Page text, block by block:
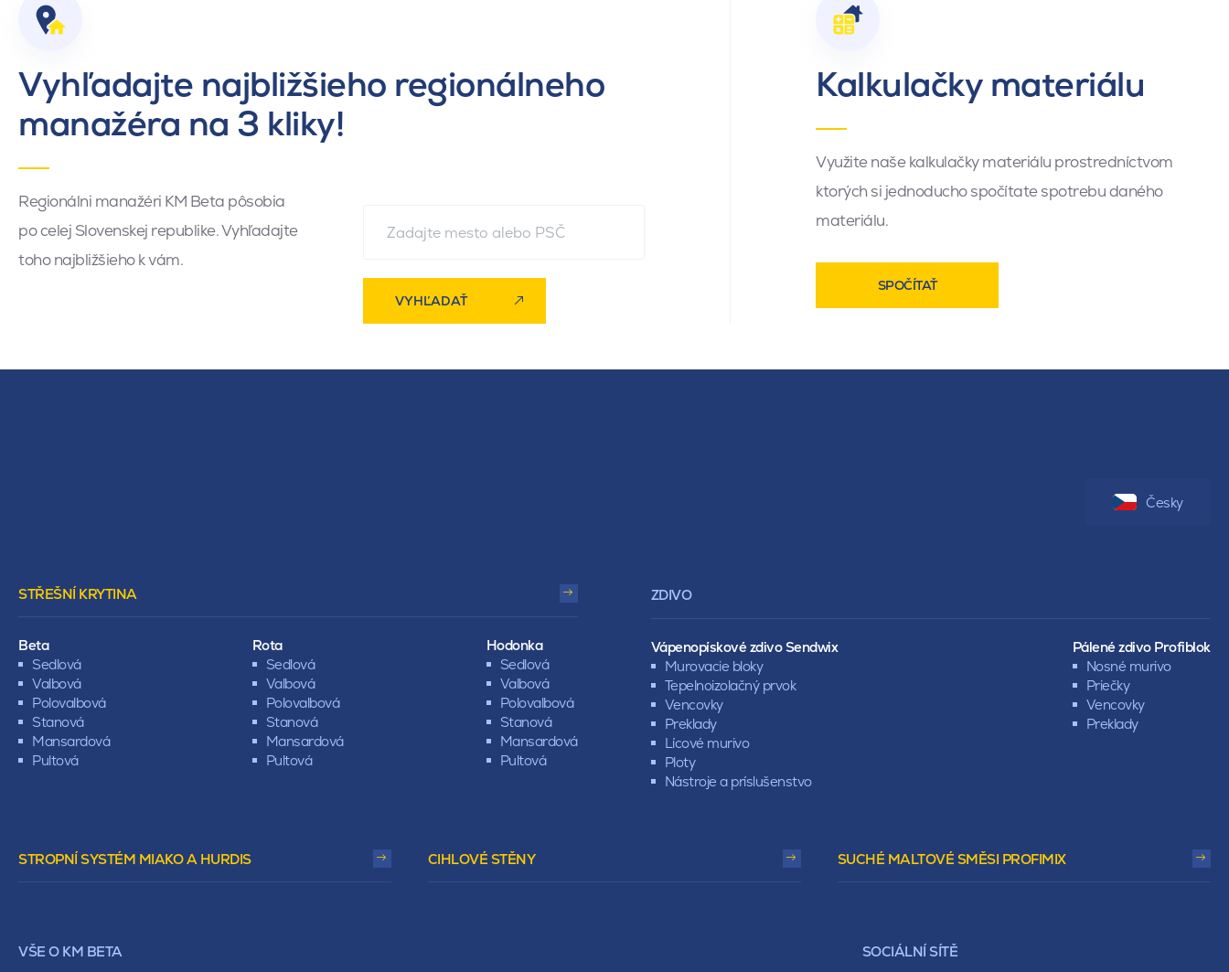
Vyhľadajte najbližšieho regionálneho
manažéra na 3 kliky!
Regionálni manažéri KM Beta pôsobia
po celej Slovenskej republike. Vyhľadajte
toho najbližšieho k vám.
VYHĽADAŤ
Kalkulačky materiálu
Využite naše kalkulačky materiálu prostredníctvom
ktorých si jednoducho spočítate spotrebu daného
materiálu.
SPOČÍTAŤ
SOCIÁLNÍ SÍTĚ
STŘEŠNÍ KRYTINA
Beta
Sedlová
Valbová
Polovalbová
Stanová
Mansardová
Pultová
Rota
Sedlová
Valbová
Polovalbová
Stanová
Mansardová
Pultová
Hodonka
Sedlová
Valbová
Polovalbová
Stanová
Mansardová
Pultová
ZDIVO
Vápenopískové zdivo Sendwix
Murovacie bloky
Tepelnoizolačný prvok
Vencovky
Preklady
Lícové murivo
Ploty
Nástroje a príslušenstvo
Pálené zdivo Profiblok
Nosné murivo
Priečky
Vencovky
Preklady
STROPNÍ SYSTÉM MIAKO A HURDIS CIHLOVÉ STĚNY SUCHÉ MALTOVÉ SMĚSI PROFIMIX
VŠE O KM BETA
Česky